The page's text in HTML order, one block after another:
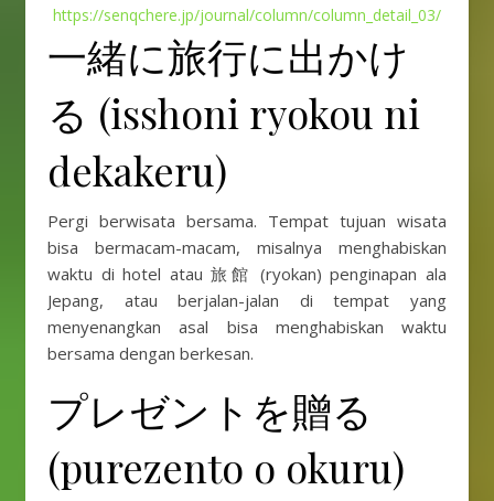
https://senqchere.jp/journal/column/column_detail_03/
一緒に旅行に出かけ
る (isshoni ryokou ni
dekakeru)
Pergi berwisata bersama. Tempat tujuan wisata
bisa bermacam-macam, misalnya menghabiskan
waktu di hotel atau 旅館 (ryokan) penginapan ala
Jepang, atau berjalan-jalan di tempat yang
menyenangkan asal bisa menghabiskan waktu
bersama dengan berkesan.
プレゼントを贈る
(purezento o okuru)